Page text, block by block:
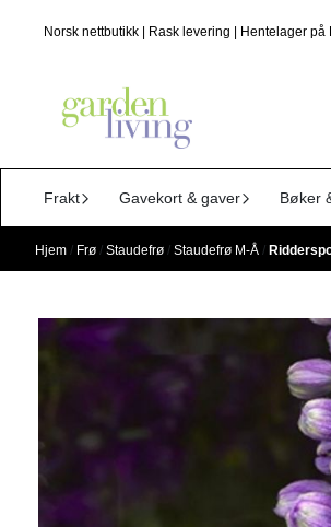
Norsk nettbutikk | Rask levering | Hentelager
Frakt Gavekort & gaver Bøker
Hjem / Frø / Staudefrø / Staudefrø M-Å /